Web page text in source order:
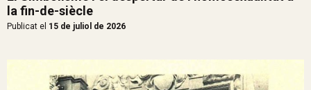
la fin-de-siècle
Publicat el 15 de juliol de 2026